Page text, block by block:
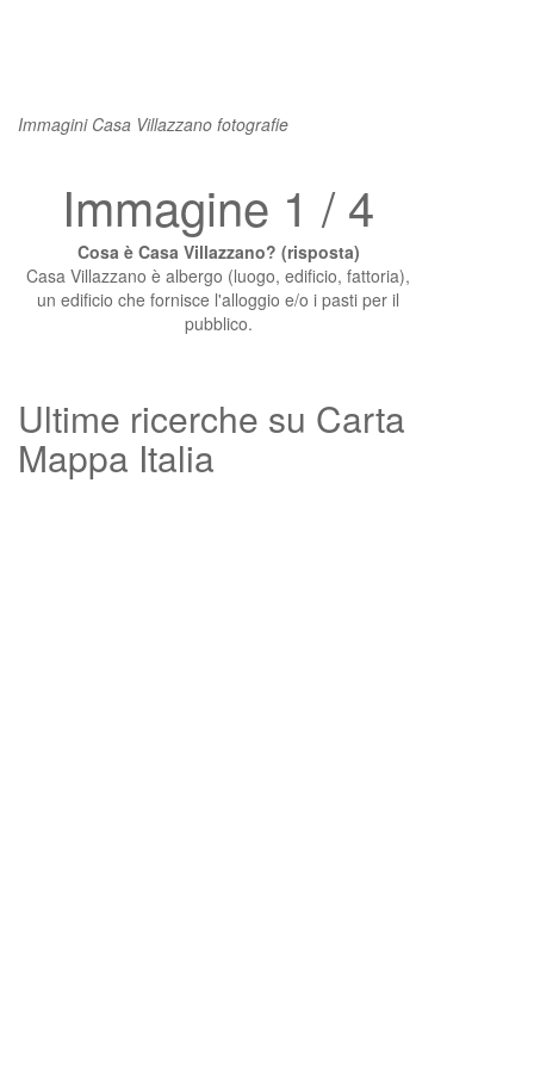
Immagini Casa Villazzano fotografie
Immagine 1 / 4
Cosa è Casa Villazzano? (risposta)
Casa Villazzano è albergo (luogo, edificio, fattoria),
un edificio che fornisce l'alloggio e/o i pasti per il
pubblico.
Ultime ricerche su Carta
Mappa Italia